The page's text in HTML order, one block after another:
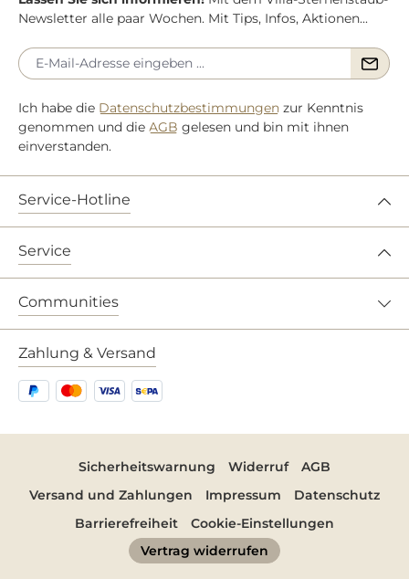
Newsletter alle paar Wochen. Mit Tips, Infos, Aktionen...
Ich habe die Datenschutzbestimmungen zur Kenntnis
genommen und die AGB gelesen und bin mit ihnen
einverstanden.
Service-Hotline
Service
Communities
Zahlung & Versand
Sicherheitswarnung Widerruf
AGB
Versand und Zahlungen
Impressum
Datenschutz
Barrierefreiheit
Cookie-Einstellungen
Vertrag widerrufen